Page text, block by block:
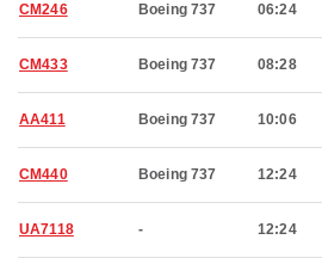
CM246 Boeing 737 06:24
CM433 Boeing 737 08:28
AA411 Boeing 737 10:06
CM440 Boeing 737 12:24
UA7118 - 12:24